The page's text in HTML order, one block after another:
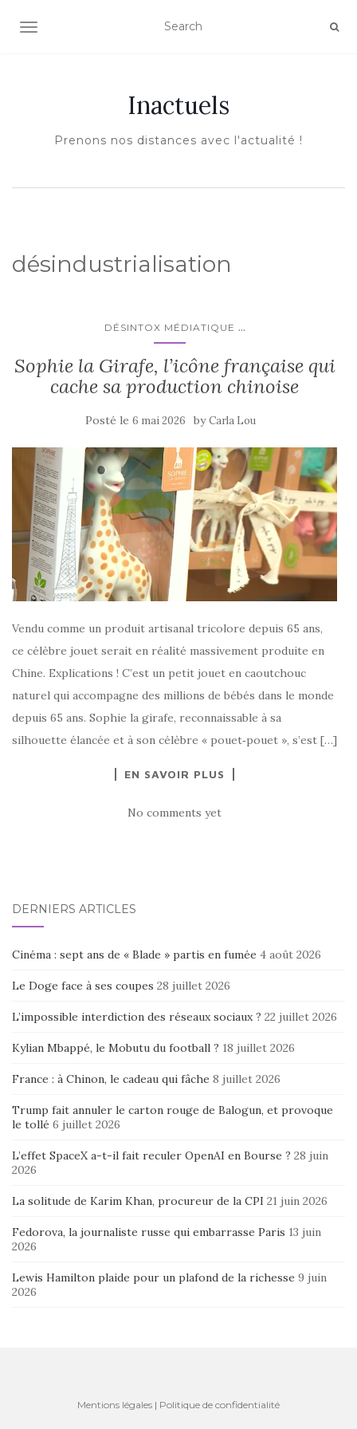
AFFICHER/MASQUER LA NAVIGATION
Inactuels
Prenons nos distances avec l'actualité !
désindustrialisation
DÉSINTOX MÉDIATIQUE ...
Sophie la Girafe, l’icône française qui
cache sa production chinoise
Posté le 6 mai 2026 byCarla Lou
Vendu comme un produit artisanal tricolore depuis 65 ans,
ce célèbre jouet serait en réalité massivement produite en
Chine. Explications ! C’est un petit jouet en caoutchouc
naturel qui accompagne des millions de bébés dans le monde
depuis 65 ans. Sophie la girafe, reconnaissable à sa
silhouette élancée et à son célèbre « pouet‑pouet », s’est […]
EN SAVOIR PLUS
No comments yet
DERNIERS ARTICLES
Cinéma : sept ans de « Blade » partis en fumée 4 août 2026
Le Doge face à ses coupes 28 juillet 2026
L’impossible interdiction des réseaux sociaux ? 22 juillet 2026
Kylian Mbappé, le Mobutu du football ? 18 juillet 2026
France : à Chinon, le cadeau qui fâche 8 juillet 2026
Trump fait annuler le carton rouge de Balogun, et provoque
le tollé 6 juillet 2026
L’effet SpaceX a-t-il fait reculer OpenAI en Bourse ? 28 juin
2026
La solitude de Karim Khan, procureur de la CPI 21 juin 2026
Fedorova, la journaliste russe qui embarrasse Paris 13 juin
2026
Lewis Hamilton plaide pour un plafond de la richesse 9 juin
2026
Mentions légales | Politique de confidentialité